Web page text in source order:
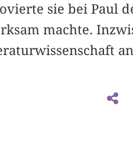
sie bei Paul
machte.